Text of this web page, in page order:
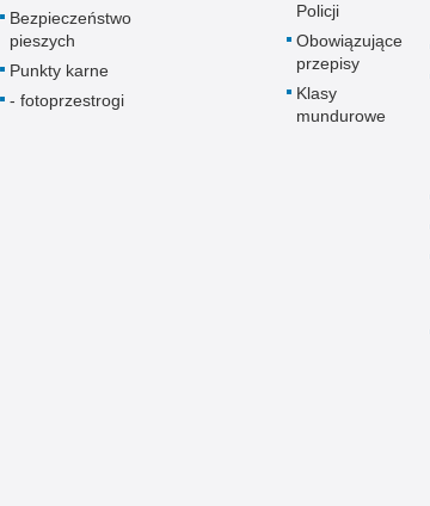
Bezpieczeństwo
pieszych
Punkty karne
- fotoprzestrogi
Policji
Obowiązujące
przepisy
Klasy
mundurowe